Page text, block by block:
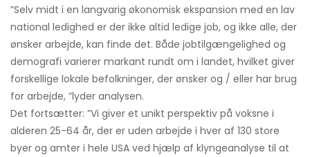
”Selv midt i en langvarig økonomisk ekspansion med en lav
national ledighed er der ikke altid ledige job, og ikke alle, der
ønsker arbejde, kan finde det. Både jobtilgængelighed og
demografi varierer markant rundt om i landet, hvilket giver
forskellige lokale befolkninger, der ønsker og / eller har brug
for arbejde, ”lyder analysen.
Det fortsætter: ”Vi giver et unikt perspektiv på voksne i
alderen 25-64 år, der er uden arbejde i hver af 130 store
byer og amter i hele USA ved hjælp af klyngeanalyse til at